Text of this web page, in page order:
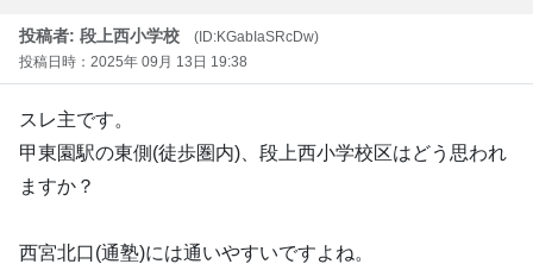
投稿者: 段上西小学校
(ID:KGabIaSRcDw)
投稿日時：2025年 09月 13日 19:38
スレ主です。
甲東園駅の東側(徒歩圏内)、段上西小学校区はどう思われ
ますか？
西宮北口(通塾)には通いやすいですよね。